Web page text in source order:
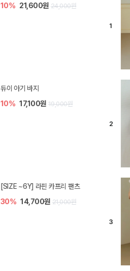
10% 21,600원 24,000원
듀이 아기 바지
10% 17,100원 19,000원
[SIZE ~6Y] 라핀 카프리 팬츠
30% 14,700원 21,000원